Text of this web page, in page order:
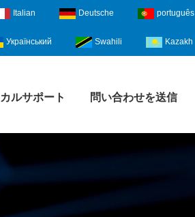
Italian Deutsche português
Український Swahili Kazakh
ルサポート 問い合わせを送信